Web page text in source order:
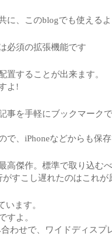
に、このblogでも使える
必須の拡張機能です
置することが出来ます。
よ!
事を手軽にブックマーク
で、iPhoneなどからも保存
高傑作。標準で取り込むべ
すこし遅れたのはこれが
ます。
すよ。
わせで、ワイドディスプ